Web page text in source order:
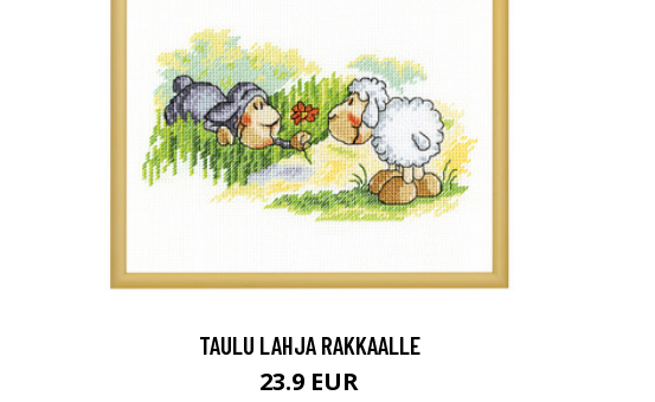
TAULU LAHJA RAKKAALLE
23.9 EUR